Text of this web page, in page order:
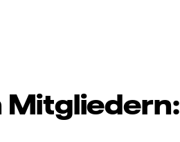
Mitgliedern: